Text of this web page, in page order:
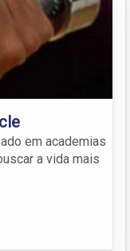
em academias
a vida mais